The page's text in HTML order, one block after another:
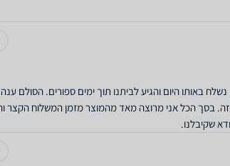
שלבים. הסולם נשלח באותו היום והגיע לביתנו תוך ימים ספורים.
כזה. בסך הכל אני מרוצה מאד מהמוצר מזמן המשלוח הקצר
שקיבלנו.